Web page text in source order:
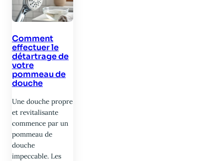
Comment
effectuer le
détartrage de
votre
pommeau de
douche
Une douche propre
et revitalisante
commence par un
pommeau de
douche
impeccable. Les